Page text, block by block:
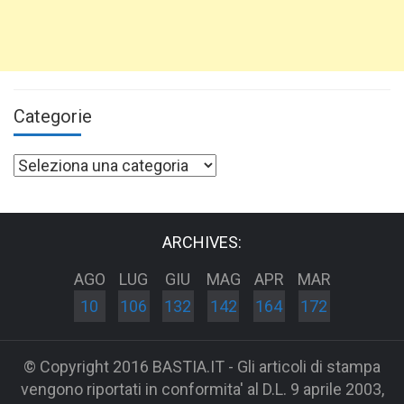
Categorie
Categorie
ARCHIVES:
AGO
10
LUG
106
GIU
132
MAG
142
APR
164
MAR
172
© Copyright 2016 BASTIA.IT - Gli articoli di stampa
vengono riportati in conformita' al D.L. 9 aprile 2003,